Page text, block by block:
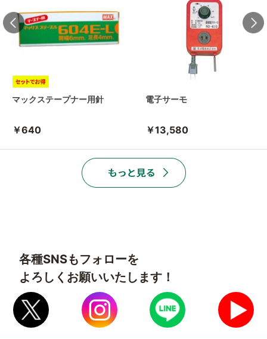
マックステープナー用針
￥640
電子サーモ
￥13,580
各種SNSもフォローを
よろしくお願いいたします！